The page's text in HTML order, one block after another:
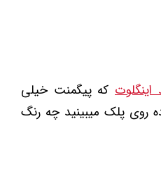
اینگلوت که پیگمنت خیلی
روی پلک میبینید چه رنگ